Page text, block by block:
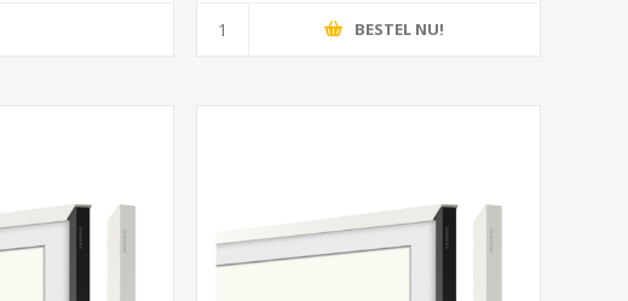
BESTEL NU!